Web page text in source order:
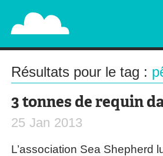
PAPERPLANE
STREET, AMBIENT, GUÉRILLA MARKETING
Résultats pour le tag :
3 tonnes de requin
25 Jan 2013
L’association Sea Shepherd